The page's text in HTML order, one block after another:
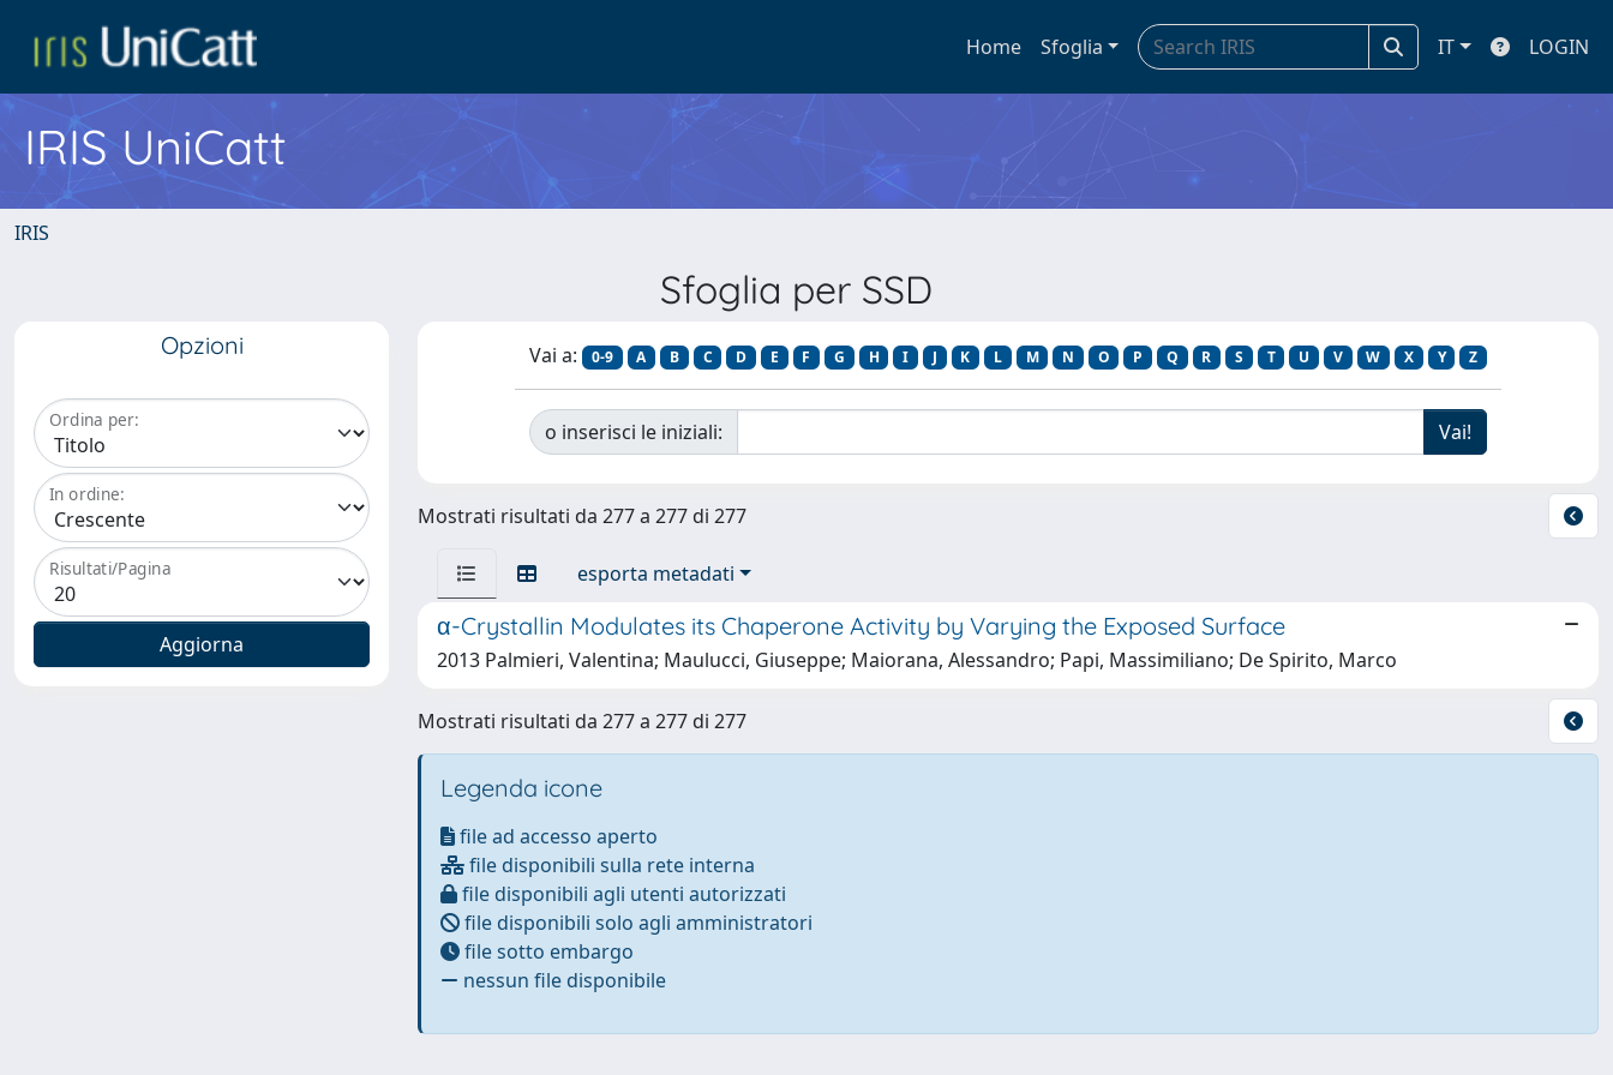
Home Sfoglia IT LOGIN
IRIS UniCatt
IRIS
Sfoglia per SSD
Opzioni
Ordina per:
In ordine:
Risultati/Pagina
Vai a: 0-9 A B C D E F G H I J K L M N O P Q R S T U V W X Y Z
o inserisci le iniziali:
Mostrati risultati da 277 a 277 di 277
esporta metadati
α-Crystallin Modulates its Chaperone Activity by Varying the Exposed Surface
2013 Palmieri, Valentina; Maulucci, Giuseppe; Maiorana, Alessandro; Papi, Massimiliano; De Spirito, Marco
Mostrati risultati da 277 a 277 di 277
Legenda icone
file ad accesso aperto
file disponibili sulla rete interna
file disponibili agli utenti autorizzati
file disponibili solo agli amministratori
file sotto embargo
nessun file disponibile